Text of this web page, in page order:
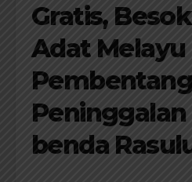
Gratis,
Adat Melayu
benda